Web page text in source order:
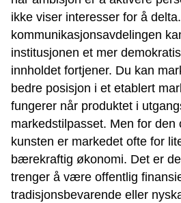
ikke viser interesser for å
kommunikasjonsavdelingen
institusjonen et mer
innholdet fortjener. Du kan
bedre posisjon i et etablert
fungerer når produktet i
markedstilpasset. Men for den
kunsten er markedet ofte for
bærekraftig økonomi. Det er
trenger å være offentlig
tradisjonsbevarende eller